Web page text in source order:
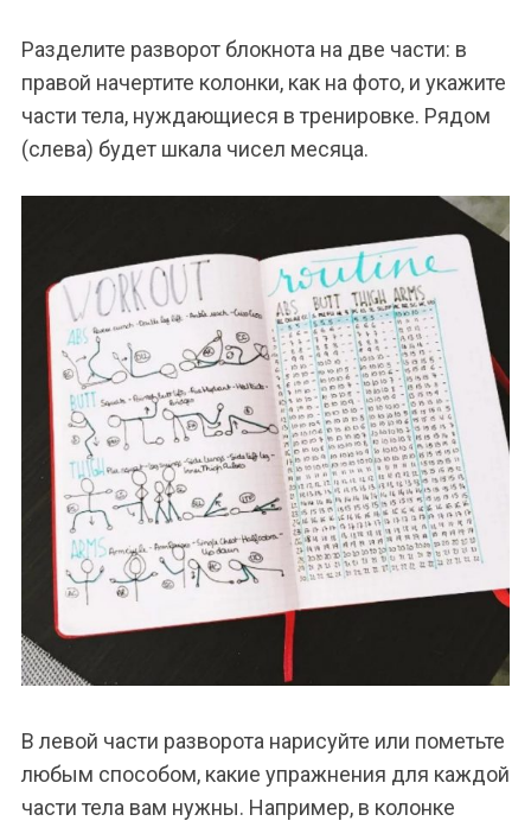
Разделите разворот блокнота на две части: в
правой начертите колонки, как на фото, и укажите
части тела, нуждающиеся в тренировке. Рядом
(слева) будет шкала чисел месяца.
В левой части разворота нарисуйте или пометьте
любым способом, какие упражнения для каждой
части тела вам нужны. Например, в колонке